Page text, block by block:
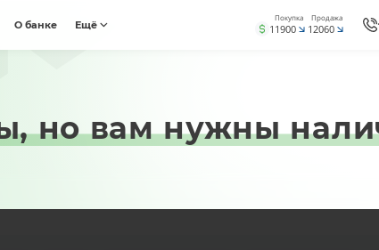
О банке Ещё
Покупка
11900
Продажа
12060
но вам нужны